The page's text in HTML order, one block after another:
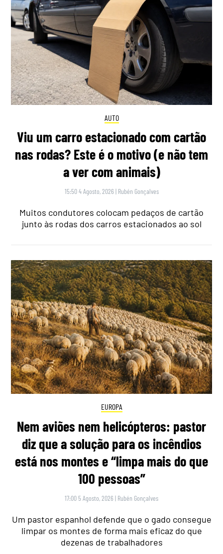
AUTO
Viu um carro estacionado com cartão
nas rodas? Este é o motivo (e não tem
a ver com animais)
15:50 4 Agosto, 2026 | Rubén Gonçalves
Muitos condutores colocam pedaços de cartão
junto às rodas dos carros estacionados ao sol
EUROPA
Nem aviões nem helicópteros: pastor
diz que a solução para os incêndios
está nos montes e “limpa mais do que
100 pessoas”
17:00 5 Agosto, 2026 | Rubén Gonçalves
Um pastor espanhol defende que o gado consegue
limpar os montes de forma mais eficaz do que
dezenas de trabalhadores